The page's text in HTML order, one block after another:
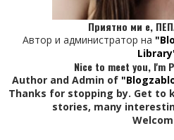
Приятно ми е,
Автор и администратор на
Nice to meet you, I'm
Author and Admin of
Thanks for stopping by. Get to
stories, many